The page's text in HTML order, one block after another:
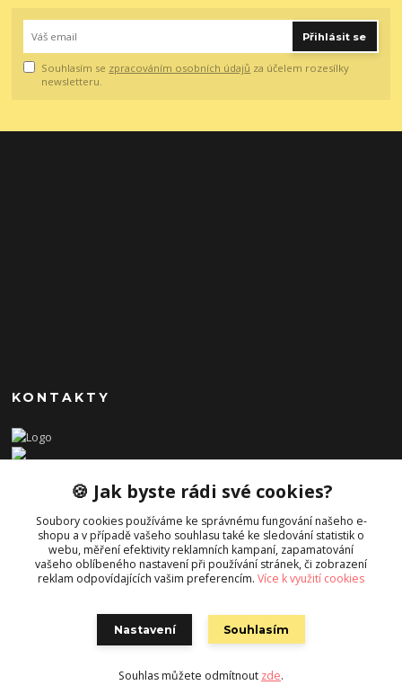
Přihlásit se
Souhlasím se zpracováním osobních údajů za účelem rozesílky
newsletteru.
KONTAKTY
+420 736645575
osman@cleopatraqueen.cz
Vytvořeno na Eshop-rychle.cz
🍪 Jak byste rádi své cookies?
Soubory cookies používáme ke správnému fungování našeho e-
shopu a v případě vašeho souhlasu také ke sledování statistik o
webu, měření efektivity reklamních kampaní, zapamatování
vašeho oblíbeného nastavení při používání stránek, či zobrazení
reklam odpovídajících vašim preferencím. Více k využití cookies
Nastavení Souhlasím
Souhlas můžete odmítnout zde.